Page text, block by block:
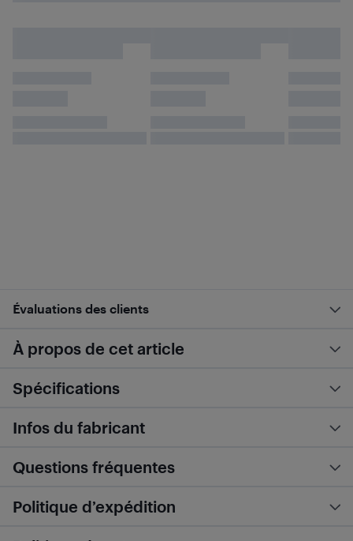
Évaluations des clients
À propos de cet article
Spécifications
Infos du fabricant
Questions fréquentes
Politique d’expédition